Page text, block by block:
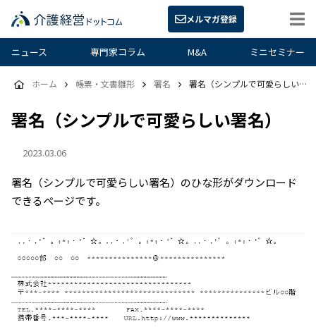
メルマガ登録
ニュース 専門家コラム M&A ミニセミナー
署名（シンプルで可愛らしい署名）
2023.03.06
ホーム 帳票・文書雛形 署名 署名（シンプルで可愛らしい署名）
署名（シンプルで可愛らしい署名）のひな形がダウンロード
できるページです。